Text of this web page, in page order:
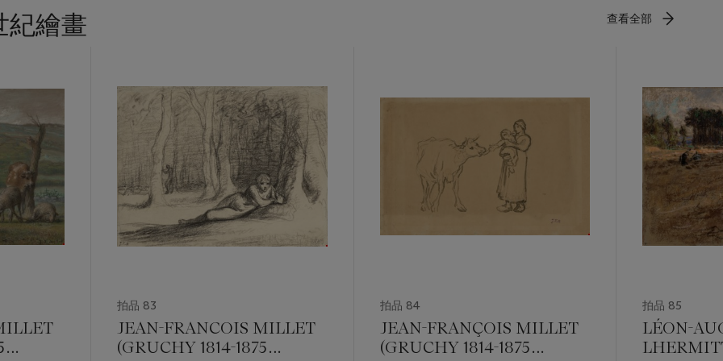
紀繪畫 查看全部
拍品 83
JEAN-FRANCOIS MILLET
(GRUCHY 1814-1875
拍品 84
JEAN-FRANÇOIS MILLET
(GRUCHY 1814-1875
拍品 85
LÉON-